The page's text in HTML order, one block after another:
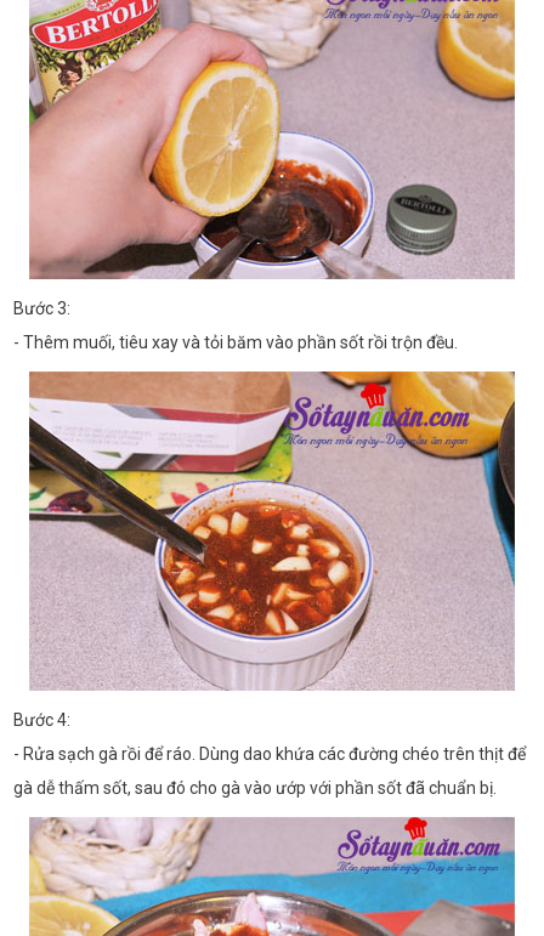
Bước 3:
- Thêm muối, tiêu xay và tỏi băm vào phần sốt rồi trộn đều.
Bước 4:
- Rửa sạch gà rồi để ráo. Dùng dao khứa các đường chéo trên thịt để
gà dễ thấm sốt, sau đó cho gà vào ướp với phần sốt đã chuẩn bị.